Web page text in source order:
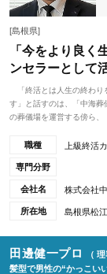
[島根県]
「今をより良く
ンセラーとして
「終活とは人生の終わり
す」と話すのは、「中海
の葬儀場を運営する傍ら、
職種 上級終活
専門分野
会社名 株式会社
所在地 島根県松
田邊健一プロ
（
髪型で男性の“かっこい